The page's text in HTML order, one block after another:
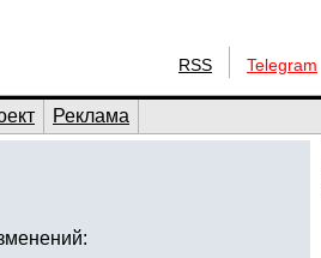
RSS Telegram
Реклама